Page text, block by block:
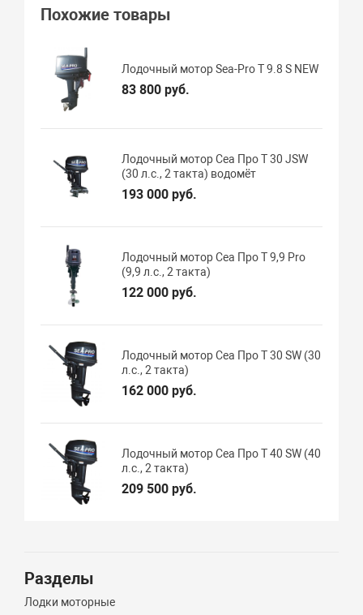
Похожие товары
Лодочный мотор Sea-Pro Т 9.8 S NEW
83 800 руб.
Лодочный мотор Сеа Про T 30 JSW
(30 л.с., 2 такта) водомёт
193 000 руб.
Лодочный мотор Сеа Про Т 9,9 Pro
(9,9 л.с., 2 такта)
122 000 руб.
Лодочный мотор Сеа Про T 30 SW (30
л.с., 2 такта)
162 000 руб.
Лодочный мотор Сеа Про T 40 SW (40
л.с., 2 такта)
209 500 руб.
Разделы
Лодки моторные